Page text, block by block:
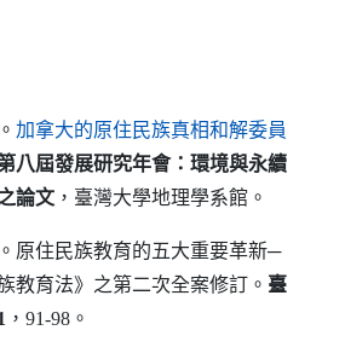
加拿大的原住民族真相和解委員
第八屆發展研究年會：環境與永續
論文 ，臺灣大學地理學系館。
原住民族教育的五大重要革新─
教育法》之第二次全案修訂。 臺
，91-98。